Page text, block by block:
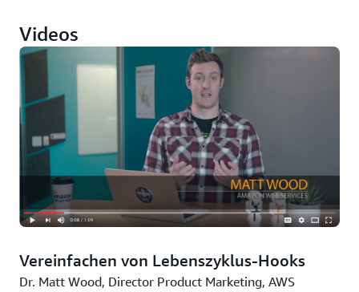
Videos
Vereinfachen von Lebenszyklus-Hooks
Dr. Matt Wood, Director Product Marketing, AWS